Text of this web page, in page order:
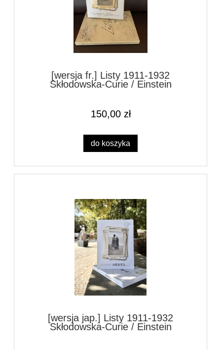
[wersja fr.] Listy 1911-1932
Skłodowska-Curie / Einstein
150,00 zł
do koszyka
[wersja jap.] Listy 1911-1932
Skłodowska-Curie / Einstein